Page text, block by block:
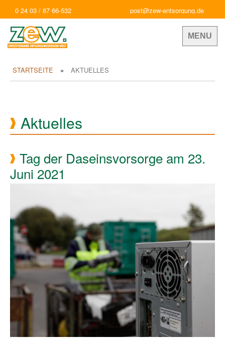
0 24 03 / 87 66-532 post@zew-entsorgung.de
MENU
STARTSEITE AKTUELLES
Aktuelles
Tag der Daseinsvorsorge am 23.
Juni 2021